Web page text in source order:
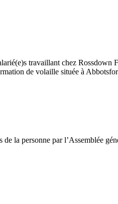
travaillant chez Rossdown
de volaille située à
la personne par l’Assemblée